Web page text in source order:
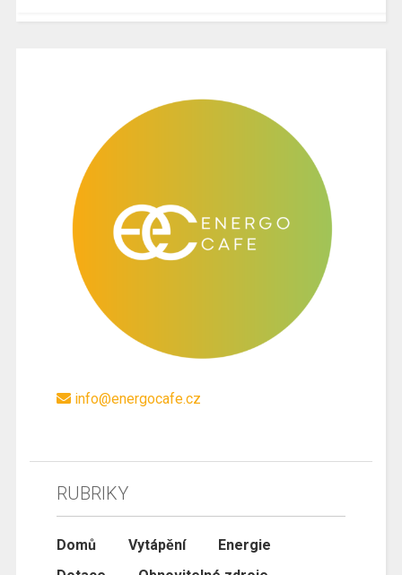
info@energocafe.cz
RUBRIKY
Domů Vytápění
Energie